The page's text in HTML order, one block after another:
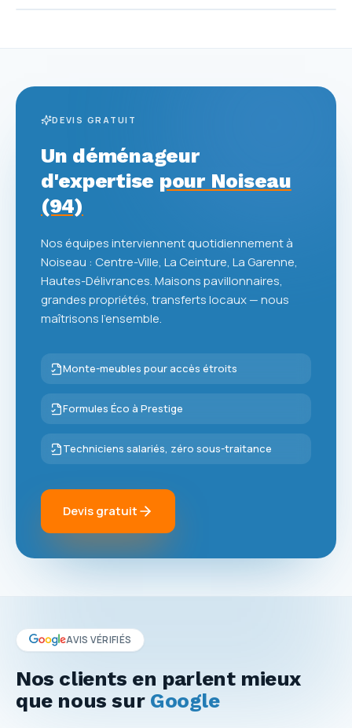
DEVIS GRATUIT
Un déménageur
d'expertise pour Noiseau
(94)
Nos équipes interviennent quotidiennement à
Noiseau : Centre-Ville, La Ceinture, La Garenne,
Hautes-Délivrances. Maisons pavillonnaires,
grandes propriétés, transferts locaux — nous
maîtrisons l'ensemble.
Monte-meubles pour accès étroits
Formules Éco à Prestige
Techniciens salariés, zéro sous-traitance
Devis gratuit
AVIS VÉRIFIÉS
Nos clients en parlent mieux
que nous sur Google